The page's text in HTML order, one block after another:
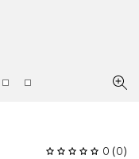
0 (0)